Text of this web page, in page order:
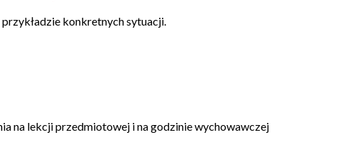
konkretnych sytuacji.
na lekcji przedmiotowej i na godzinie wychowawczej